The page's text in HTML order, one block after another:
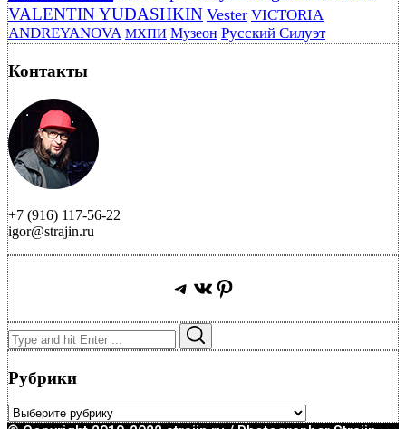
VALENTIN YUDASHKIN Vester VICTORIA
ANDREYANOVA МХПИ Музеон Русский Силуэт
Контакты
+7 (916) 117-56-22
igor@strajin.ru
Telegram
ВКонтакте
Pinterest
Search
for:
Рубрики
Рубрики